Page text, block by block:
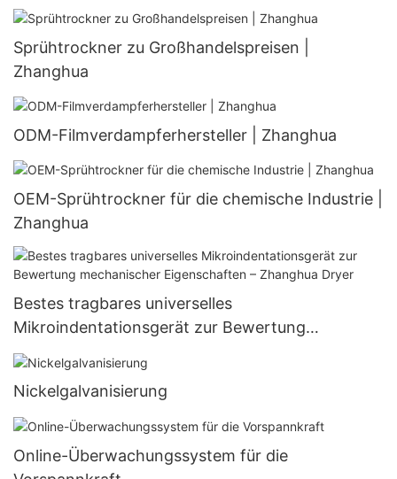
Sprühtrockner zu Großhandelspreisen |
Zhanghua
ODM-Filmverdampferhersteller | Zhanghua
OEM-Sprühtrockner für die chemische Industrie |
Zhanghua
Bestes tragbares universelles
Mikroindentationsgerät zur Bewertung
mechanischer Eigenschaften – Zhanghua Dryer
Nickelgalvanisierung
Online-Überwachungssystem für die